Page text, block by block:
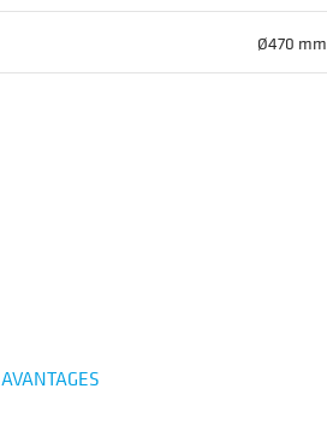
Ø470 mm
AVANTAGES